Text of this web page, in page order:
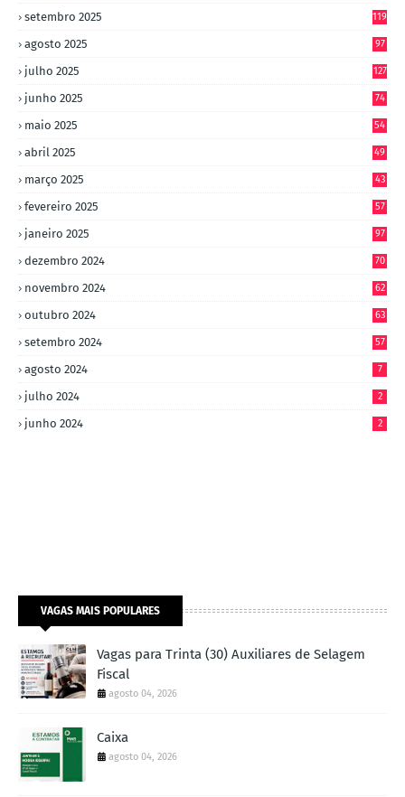
setembro 2025 119
agosto 2025 97
julho 2025 127
junho 2025 74
maio 2025 54
abril 2025 49
março 2025 43
fevereiro 2025 57
janeiro 2025 97
dezembro 2024 70
novembro 2024 62
outubro 2024 63
setembro 2024 57
agosto 2024 7
julho 2024 2
junho 2024 2
VAGAS MAIS POPULARES
Vagas para Trinta (30) Auxiliares de Selagem
Fiscal
agosto 04, 2026
Caixa
agosto 04, 2026